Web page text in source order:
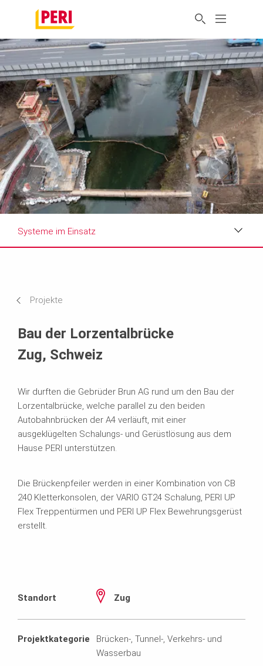
Systeme im Einsatz
Projekte
Bau der Lorzentalbrücke
Zug, Schweiz
Wir durften die Gebrüder Brun AG rund um den Bau der
Lorzentalbrücke, welche parallel zu den beiden
Autobahnbrücken der A4 verläuft, mit einer
ausgeklügelten Schalungs- und Gerüstlösung aus dem
Hause PERI unterstützen.
Die Brückenpfeiler werden in einer Kombination von CB
240 Kletterkonsolen, der VARIO GT24 Schalung, PERI UP
Flex Treppentürmen und PERI UP Flex Bewehrungsgerüst
erstellt.
Standort Zug
Projektkategorie
Brücken-, Tunnel-, Verkehrs- und
Wasserbau